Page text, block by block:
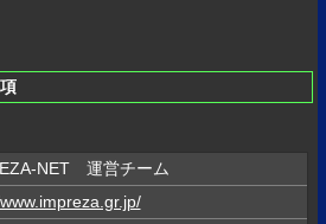
NET 運営チーム